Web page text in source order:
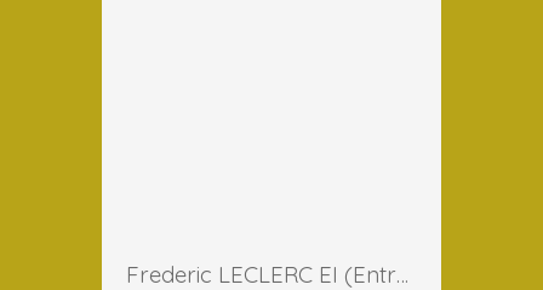
Frederic LECLERC EI (Entreprise Individuelle)